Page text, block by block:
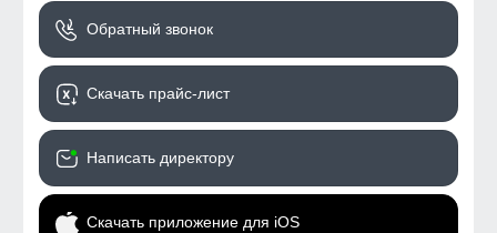
Обратный звонок
Скачать прайс-лист
Написать директору
Скачать приложение для iOS